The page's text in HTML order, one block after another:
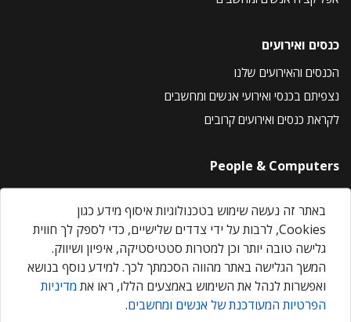
כנסים ואירועים
הכנסים והאירועים שלנו
נצפיתם בכנסי ואירועי אנשים ומחשבים
לקראת כנסים ואירועים קרובים
People & Computers
About Us
Privacy Policy
Contact Us
Our Events
באתר זה נעשה שימוש בטכנולוגיות איסוף מידע כגון
Cookies, לרבות על ידי צדדים שלישיים, כדי לספק לך חווית
גלישה טובה יותר וכן למטרות סטטיסטיקה, איפיון ושיווק.
המשך הגלישה באתר מהווה הסכמתך לכך. למידע נוסף בנושא
ואפשרות לנהל את השימוש באמצעים הללו, ראו את מדיניות
הפרטיות המעודכנת של אנשים ומחשבים.